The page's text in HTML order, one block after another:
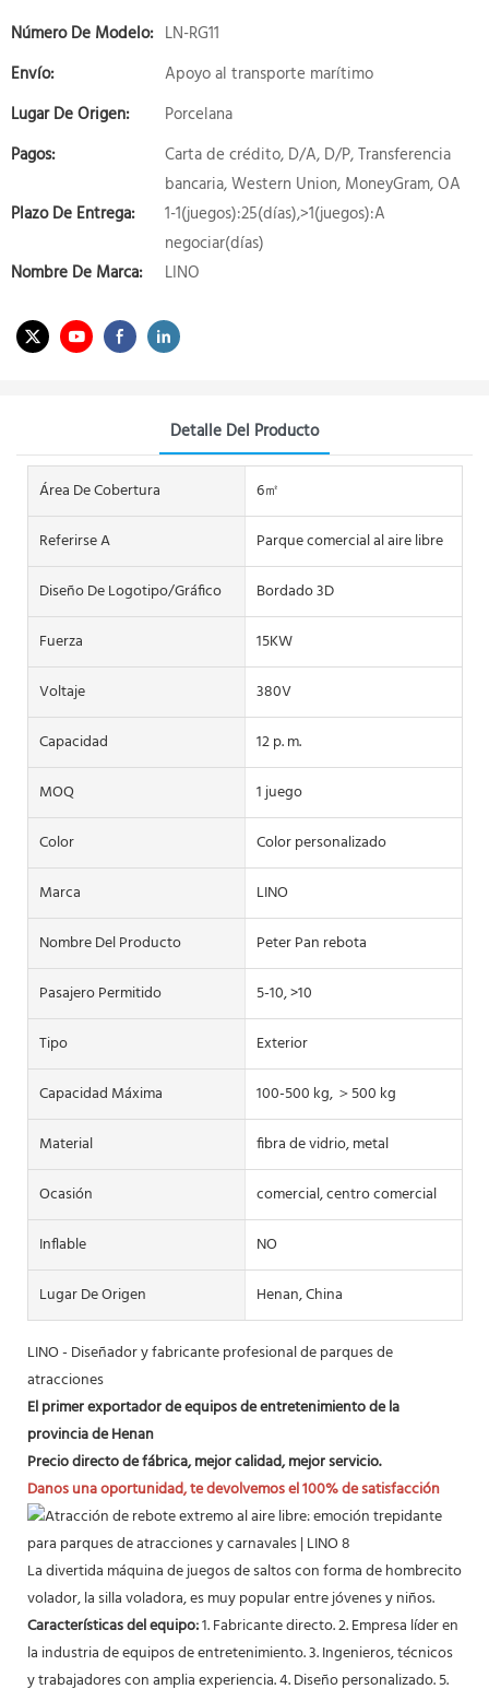
Número De Modelo: LN-RG11
Envío:
Apoyo al transporte marítimo
Lugar De Origen:
Porcelana
Pagos:
Carta de crédito, D/A, D/P, Transferencia
bancaria, Western Union, MoneyGram, OA
Plazo De Entrega:
1-1(juegos):25(días),>1(juegos):A
negociar(días)
Nombre De Marca:
LINO
Detalle Del Producto
Área De Cobertura
6㎡
Referirse A
Parque comercial al aire libre
Diseño De Logotipo/gráfico
Bordado 3D
Fuerza
15KW
Voltaje
380V
Capacidad
12 p. m.
MOQ
1 juego
Color
Color personalizado
Marca
LINO
Nombre Del Producto
Peter Pan rebota
Pasajero Permitido
5-10, >10
Tipo
Exterior
Capacidad Máxima
100-500 kg, ＞500 kg
Material
fibra de vidrio, metal
Ocasión
comercial, centro comercial
Inflable
NO
Lugar De Origen
Henan, China
LINO - Diseñador y fabricante profesional de parques de
atracciones
El primer exportador de equipos de entretenimiento de la
provincia de Henan
Precio directo de fábrica, mejor calidad, mejor servicio.
Danos una oportunidad, te devolvemos el 100% de satisfacción
La divertida máquina de juegos de saltos con forma de hombrecito
volador, la silla voladora, es muy popular entre jóvenes y niños.
Características del equipo:1. Fabricante directo. 2. Empresa líder en
la industria de equipos de entretenimiento. 3. Ingenieros, técnicos
y trabajadores con amplia experiencia. 4. Diseño personalizado. 5.